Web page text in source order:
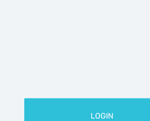
ID-LOGIN
LOGIN